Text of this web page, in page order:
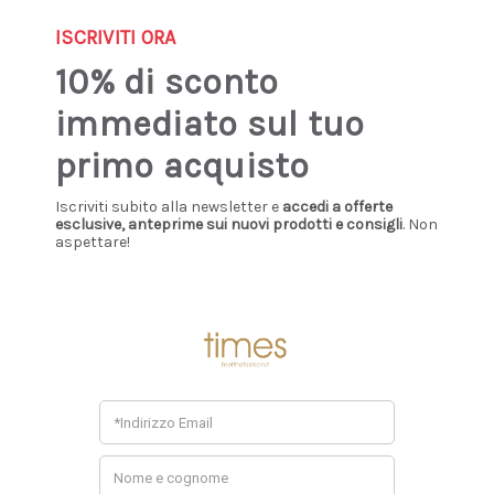
Abbigliamento
COSTUME
Consigliati Per Te
ISCRIVITI ORA
10% di sconto
immediato sul tuo
primo acquisto
Iscriviti subito alla newsletter e accedi a offerte
esclusive, anteprime sui nuovi prodotti e consigli. Non
aspettare!